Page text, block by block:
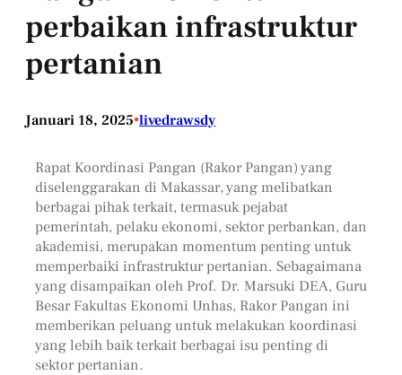
perbaikan infrastruktur
pertanian
Januari 18, 2025•livedrawsdy
Rapat Koordinasi Pangan (Rakor Pangan) yang
diselenggarakan di Makassar, yang melibatkan
berbagai pihak terkait, termasuk pejabat
pemerintah, pelaku ekonomi, sektor perbankan, dan
akademisi, merupakan momentum penting untuk
memperbaiki infrastruktur pertanian. Sebagaimana
yang disampaikan oleh Prof. Dr. Marsuki DEA, Guru
Besar Fakultas Ekonomi Unhas, Rakor Pangan ini
memberikan peluang untuk melakukan koordinasi
yang lebih baik terkait berbagai isu penting di
sektor pertanian.